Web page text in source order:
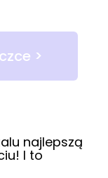
>
najlepszą
I to